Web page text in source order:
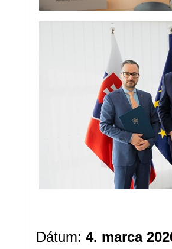
Dátum: 4. marca